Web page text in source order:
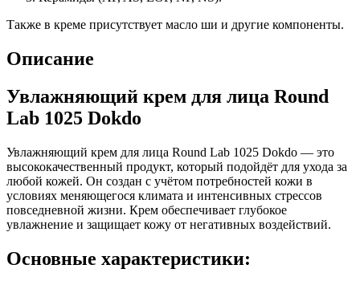
Также в креме присутствует масло ши и другие компоненты.
Описание
Увлажняющий крем для лица Round
Lab 1025 Dokdo
Увлажняющий крем для лица Round Lab 1025 Dokdo — это
высококачественный продукт, который подойдёт для ухода за
любой кожей. Он создан с учётом потребностей кожи в
условиях меняющегося климата и интенсивных стрессов
повседневной жизни. Крем обеспечивает глубокое
увлажнение и защищает кожу от негативных воздействий.
Основные характеристики: